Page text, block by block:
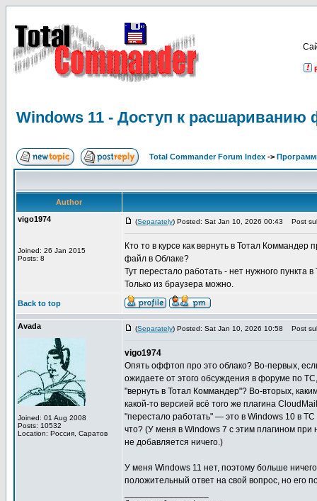
Windows 11 - Доступ к расшариванию
Total Commander Forum Index ->
Author
vigo1974
Joined: 26 Jan 2015
Posts: 8
(Separately) Posted: Sat Jan 10, 2026 00:43 Post
Кто то в курсе как вернуть в Тотал
файл в Облаке?
Тут перестало работать - нет нужного
Только из браузера можно.
Back to top
Avada
Joined: 01 Aug 2008
Posts: 10532
Location: Россия, Саратов
(Separately) Posted: Sat Jan 10, 2026 10:58 Post
vigo1974
Опять оффтоп про это облако? Во-первых,
ожидаете от этого обсуждения в форуме по
"вернуть в Тотал Коммандер"? Во-вторых,
какой-то версией всё того же плагина
"перестало работать" — это в Windows 10 в
что? (У меня в Windows 7 с этим плагином
не добавляется ничего.)
У меня Windows 11 нет, поэтому больше
положительный ответ на свой вопрос, но его